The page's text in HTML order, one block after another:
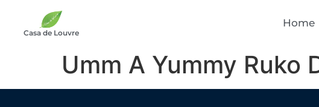
Casa de Louvre
Home
Umm A Yummy Ruko